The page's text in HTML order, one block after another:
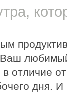
Ваш
в отличие
дня.